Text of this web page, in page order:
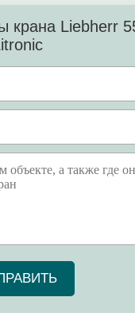
крана Liebherr